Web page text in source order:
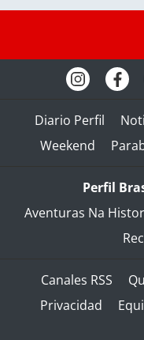
Diario Perfil
Weekend
Perfil
Aventuras Na
Canales RSS
Privacidad